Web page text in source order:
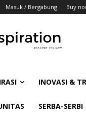
Masuk / Bergabung Buy
INOVASI &
SERBA-SERBI